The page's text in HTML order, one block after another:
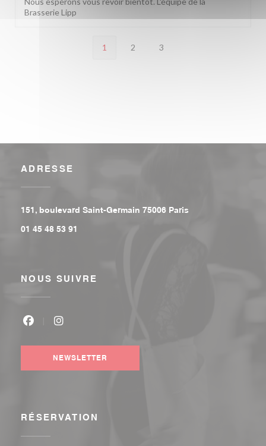
Brasserie Lipp
1 2 3
ADRESSE
151, boulevard Saint-Germain 75006 Paris
01 45 48 53 91
NOUS SUIVRE
NEWSLETTER
RÉSERVATION